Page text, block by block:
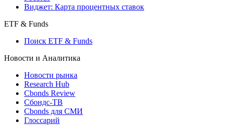
Виджет: Карта процентных ставок
ETF & Funds
Поиск ETF & Funds
Новости и Аналитика
Новости рынка
Research Hub
Cbonds Review
Сбондс-ТВ
Cbonds для СМИ
Глоссарий